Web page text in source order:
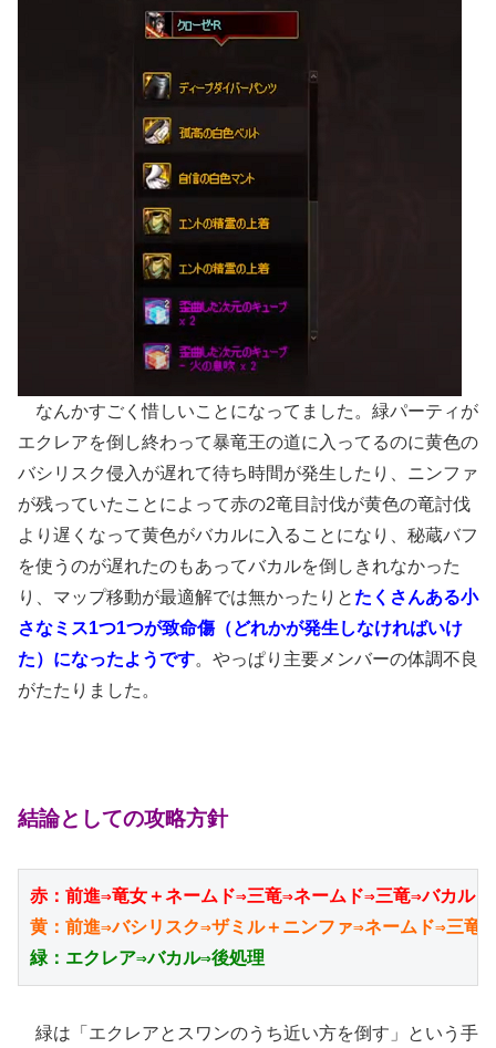
なんかすごく惜しいことになってました。緑パーティが
エクレアを倒し終わって暴竜王の道に入ってるのに黄色の
バシリスク侵入が遅れて待ち時間が発生したり、ニンファ
が残っていたことによって赤の2竜目討伐が黄色の竜討伐
より遅くなって黄色がバカルに入ることになり、秘蔵バフ
を使うのが遅れたのもあってバカルを倒しきれなかった
り、マップ移動が最適解では無かったりと たくさんある小
さなミス1つ1つが致命傷（どれかが発生しなければいけ
た）になったようです。やっぱり主要メンバーの体調不良
がたたりました。
結論としての攻略方針
赤：前進⇒竜女＋ネームド⇒三竜⇒ネームド⇒三竜⇒バカル
黄：前進⇒バシリスク⇒ザミル＋ニンファ⇒ネームド⇒三竜
緑：エクレア⇒バカル⇒後処理
緑は「エクレアとスワンのうち近い方を倒す」という手